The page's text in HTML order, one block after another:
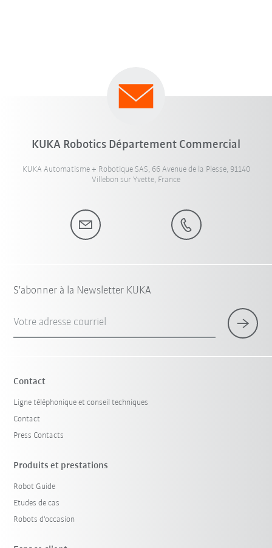
KUKA Robotics Département Commercial
KUKA Automatisme + Robotique SAS, 66 Avenue de la Plesse, 91140
Villebon sur Yvette, France
S'abonner à la Newsletter KUKA
Votre adresse courriel
Contact
Ligne téléphonique et conseil techniques
Contact
Press Contacts
Produits et prestations
Robot Guide
Etudes de cas
Robots d'occasion